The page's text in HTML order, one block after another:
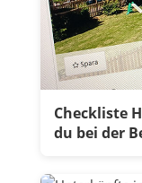
Checkliste
du bei der